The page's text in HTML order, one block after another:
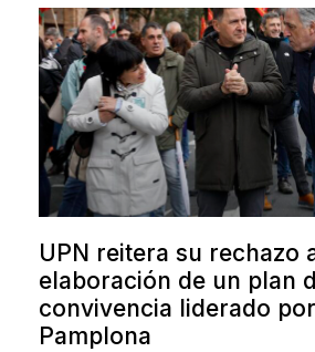
UPN reitera su rechazo
elaboración de un plan
convivencia liderado
Pamplona